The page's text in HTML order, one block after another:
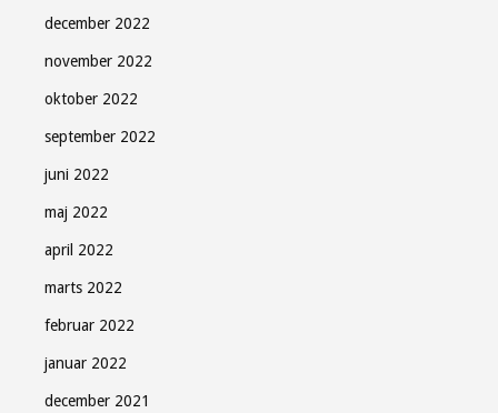
december 2022
november 2022
oktober 2022
september 2022
juni 2022
maj 2022
april 2022
marts 2022
februar 2022
januar 2022
december 2021